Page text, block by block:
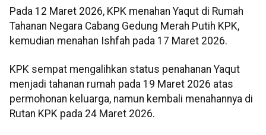
Pada 12 Maret 2026, KPK menahan Yaqut di Rumah
Tahanan Negara Cabang Gedung Merah Putih KPK,
kemudian menahan Ishfah pada 17 Maret 2026.
KPK sempat mengalihkan status penahanan Yaqut
menjadi tahanan rumah pada 19 Maret 2026 atas
permohonan keluarga, namun kembali menahannya di
Rutan KPK pada 24 Maret 2026.